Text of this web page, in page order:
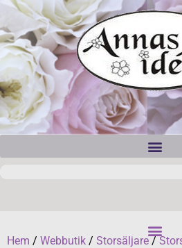
Hem / Webbutik / Storsäljare/